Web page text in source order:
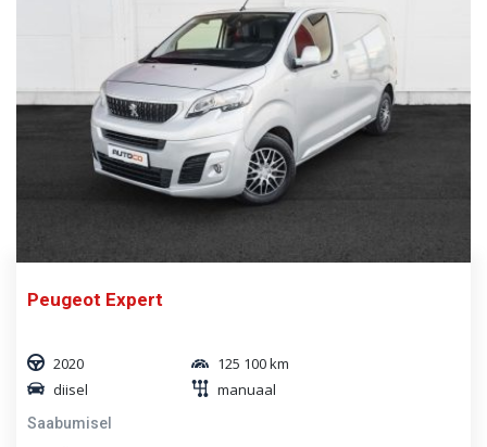
Peugeot Expert
2020
125 100 km
diisel
manuaal
Saabumisel